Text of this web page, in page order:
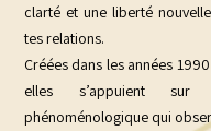
clarté et une liberté
tes relations.
Créées dans les années
elles s’appuient sur
phénoménologique qui